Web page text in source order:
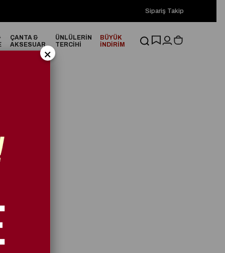
2000₺ ve Üzeri Alışverişlerinizde ÜCRETSİZ KARGO!Sipariş Takip
ÇANTA &
AKSESUAR
ÜNLÜLERİN
TERCİHİ
BÜYÜK
İNDİRİM
×